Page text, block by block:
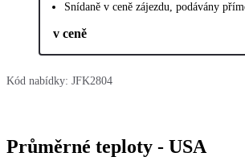
Snídaně v ceně zájezdu, podávány
v ceně
Kód nabídky: JFK2804
Průměrné teploty - USA